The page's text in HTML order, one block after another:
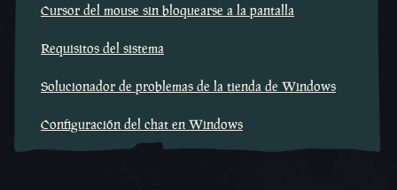
Cursor del mouse sin bloquearse a la pantalla
Requisitos del sistema
Solucionador de problemas de la tienda de Windows
Configuración del chat en Windows